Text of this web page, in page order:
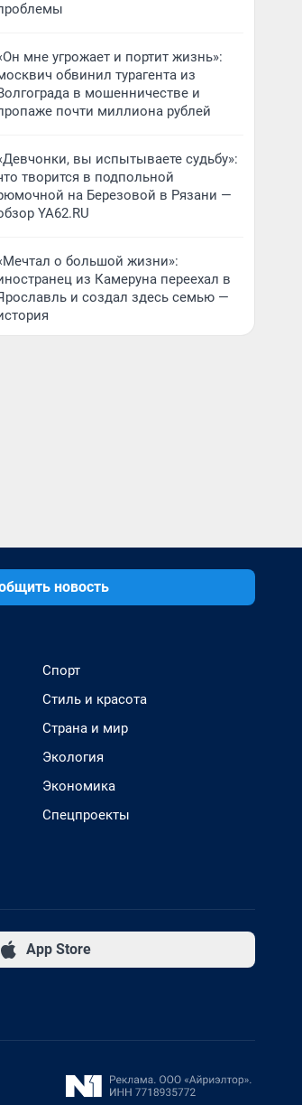
мне угрожает и портит жизнь»:
обвинил турагента из
в мошенничестве и
почти миллиона рублей
вы испытываете судьбу»:
творится в подпольной
на Березовой в Рязани —
YA62.RU
о большой жизни»:
из Камеруна переехал в
и создал здесь семью —
новость
Спорт
Стиль и красота
Страна и мир
Экология
Экономика
Спецпроекты
App Store